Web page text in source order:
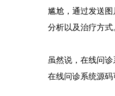
尴尬，通过发送
分析以及治疗方式
虽然说，在线问
在线问诊系统源